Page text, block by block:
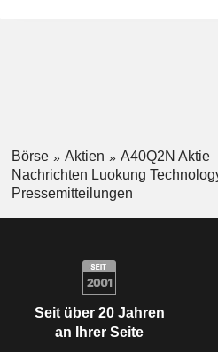
Börse Aktien
A40Q2N Aktie
Nachrichten Luokung
Pressemitteilungen
Seit über 20 Jahren
an Ihrer Seite